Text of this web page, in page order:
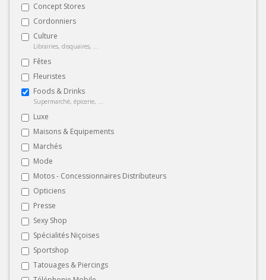
Concept Stores
Cordonniers
Culture
Librairies, disquaires, ...
Fêtes
Fleuristes
Foods & Drinks
Supermarché, épicerie, ...
Luxe
Maisons & Equipements
Marchés
Mode
Motos - Concessionnaires Distributeurs
Opticiens
Presse
Sexy Shop
Spécialités Niçoises
Sportshop
Tatouages & Piercings